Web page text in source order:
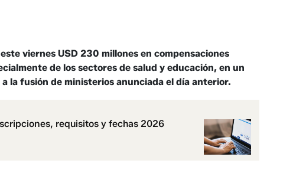
viernes USD 230 millones en compensaciones
de los sectores de salud y educación, en un
la fusión de ministerios anunciada el día anterior.
requisitos y fechas 2026